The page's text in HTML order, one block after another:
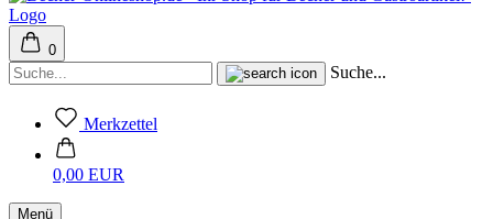
0
Suche...
Merkzettel
0,00 EUR
Menü